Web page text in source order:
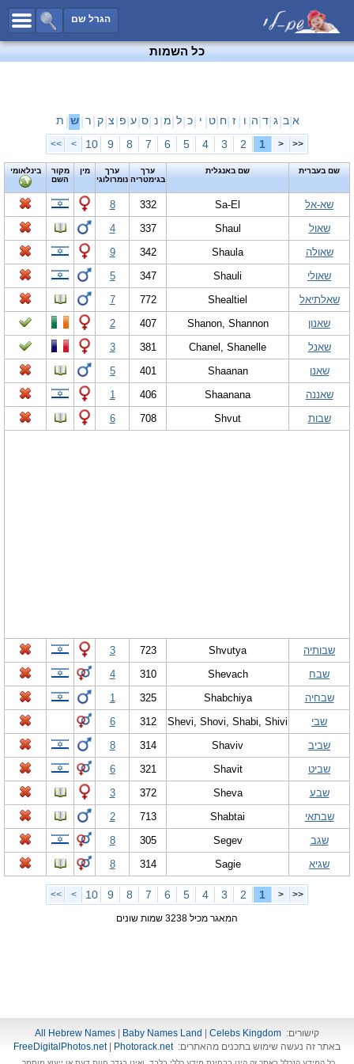
הגרל שם
כל השמות
שמות לבנים
שמות משותפים
שמות נפוצים
שמות נדירים
קטגוריות
מפורסמיםחדש!
נומרולוגיה
הוסף שם
צור קשר
פייסבוק
כל השמות
א ב ג ד ה ו ז ח ט י כ ל מ נ ס ע פ צ ק ר ש ת
<<
<
1
2
3
4
5
6
7
8
9
10
>
>>
שם בעברית שם באנגלית
ערך
בגימטריה
ערך
נומרולוגי
מין
מקור
השם
בינלאומי
שא-אל Sa-El
332
8
שאול
Shaul
337
4
שאולה
Shaula
342
9
שאולי
Shauli
347
5
שאלתיאל
Shealtiel
772
7
שאנון
Shanon, Shannon
407
2
שאנל
Chanel, Shanelle
381
3
שאנן
Shaanan
401
5
שאננה
Shaanana
406
1
שבות
Shvut
708
6
שבותיה Shvutya
723
3
שבח
Shevach
310
4
שבחיה
Shabchiya
325
1
שבי
Shevi, Shovi, Shabi, Shivi
312
6
שביב
Shaviv
314
8
שביט
Shavit
321
6
שבע
Sheva
372
3
שבתאי
Shabtai
713
2
שגב
Segev
305
8
שגיא
Sagie
314
8
<<
<
1
2
3
4
5
6
7
8
9
10
>
>>
המאגר מכיל 3238 שמות שונים
קישורים: All Hebrew Names Baby Names Land
Celebs Kingdom
באתר זה נעשה שימוש בתכנים מהאתרים:
FreeDigitalPhotos.net| Photorack.net